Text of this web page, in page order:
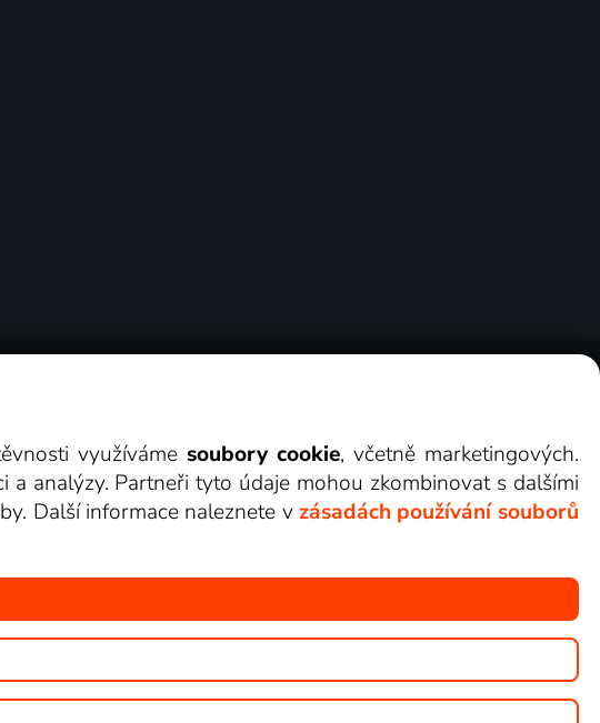
které můžete sledovat v Lepší.TV.
využívámesoubory cookie, včetně marketingových.
analýzy. Partneři tyto údaje mohou zkombinovat s dalšími
Další informace naleznete v zásadách používání souborů